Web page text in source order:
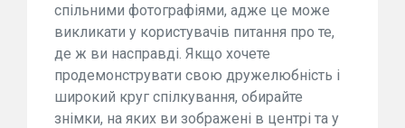
спільними фотографіями, адже це може
викликати у користувачів питання про те,
де ж ви насправді. Якщо хочете
продемонструвати свою дружелюбність і
широкий круг спілкування, обирайте
знімки, на яких ви зображені в центрі та у